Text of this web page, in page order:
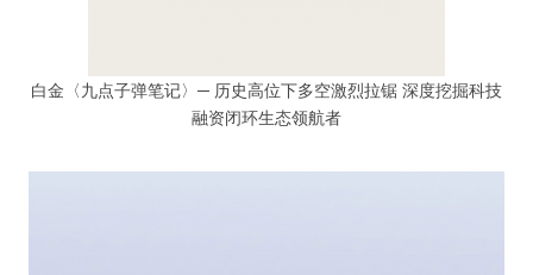
白金〈九点子弹笔记〉─ 历史高位下多空激烈拉锯 深度挖掘科技
融资闭环生态领航者